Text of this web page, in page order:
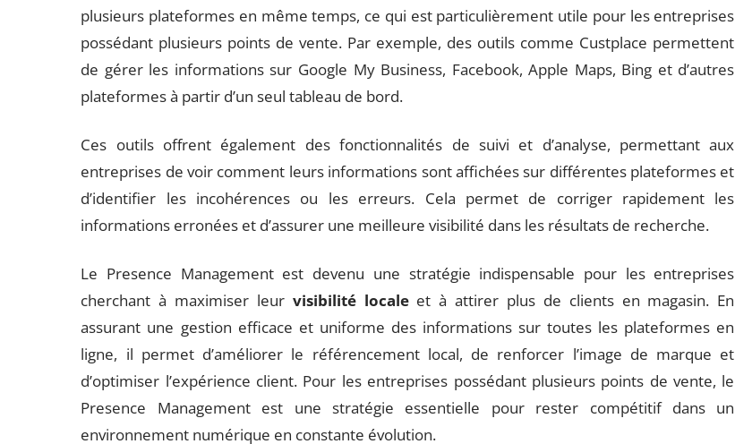
plusieurs plateformes en même temps, ce qui est particulièrement utile pour les entreprises
possédant plusieurs points de vente. Par exemple, des outils comme Custplace permettent
de gérer les informations sur Google My Business, Facebook, Apple Maps, Bing et d’autres
plateformes à partir d’un seul tableau de bord.
Ces outils offrent également des fonctionnalités de suivi et d’analyse, permettant aux
entreprises de voir comment leurs informations sont affichées sur différentes plateformes et
d’identifier les incohérences ou les erreurs. Cela permet de corriger rapidement les
informations erronées et d’assurer une meilleure visibilité dans les résultats de recherche.
Le Presence Management est devenu une stratégie indispensable pour les entreprises
cherchant à maximiser leur visibilité localeet à attirer plus de clients en magasin. En
assurant une gestion efficace et uniforme des informations sur toutes les plateformes en
ligne, il permet d’améliorer le référencement local, de renforcer l’image de marque et
d’optimiser l’expérience client. Pour les entreprises possédant plusieurs points de vente, le
Presence Management est une stratégie essentielle pour rester compétitif dans un
environnement numérique en constante évolution.